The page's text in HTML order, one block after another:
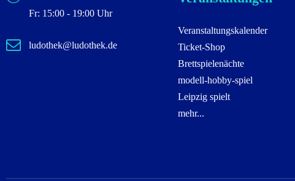
Fr: 15:00 - 19:00 Uhr
ludothek@ludothek.de
Veranstaltungskalender
Ticket-Shop
Brettspielenächte
modell-hobby-spiel
Leipzig spielt
mehr...